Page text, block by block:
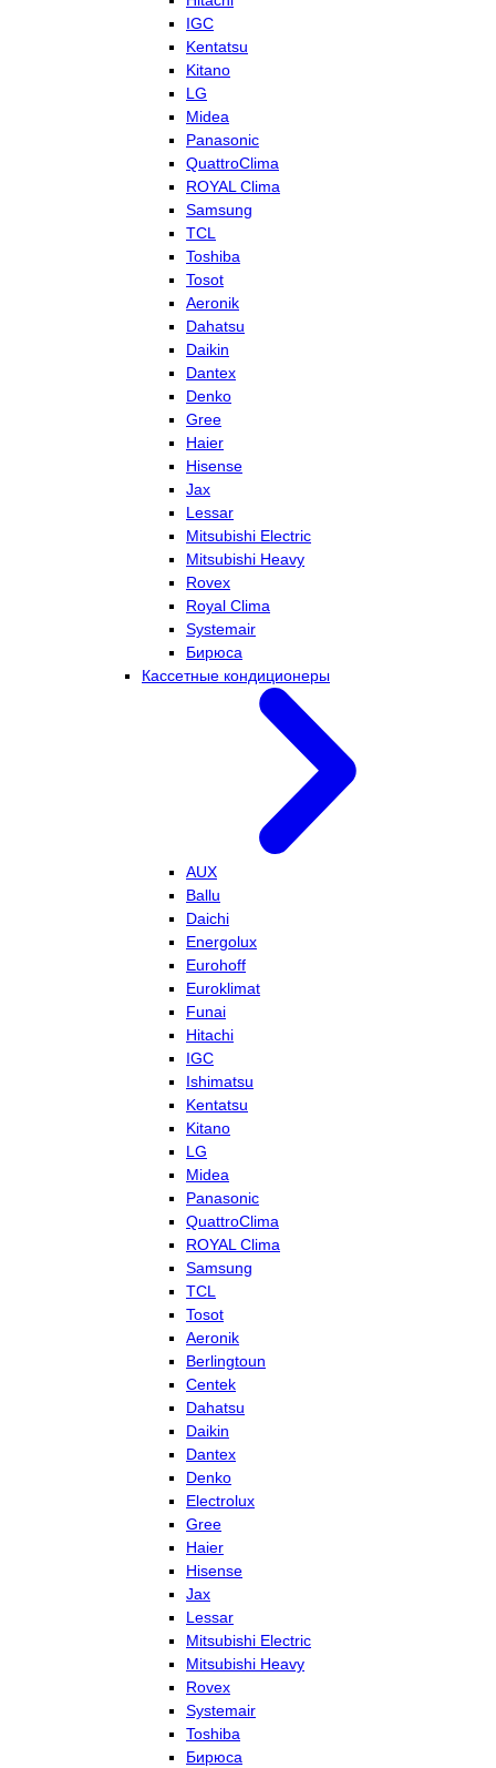
IGC
Kentatsu
Kitano
LG
Midea
Panasonic
QuattroClima
ROYAL Clima
Samsung
TCL
Toshiba
Tosot
Aeronik
Dahatsu
Daikin
Dantex
Denko
Gree
Haier
Hisense
Jax
Lessar
Mitsubishi Electric
Mitsubishi Heavy
Rovex
Royal Clima
Systemair
Бирюса
Кассетные кондиционеры
AUX
Ballu
Daichi
Energolux
Eurohoff
Euroklimat
Funai
Hitachi
IGC
Ishimatsu
Kentatsu
Kitano
LG
Midea
Panasonic
QuattroClima
ROYAL Clima
Samsung
TCL
Tosot
Aeronik
Berlingtoun
Centek
Dahatsu
Daikin
Dantex
Denko
Electrolux
Gree
Haier
Hisense
Jax
Lessar
Mitsubishi Electric
Mitsubishi Heavy
Rovex
Systemair
Toshiba
Бирюса